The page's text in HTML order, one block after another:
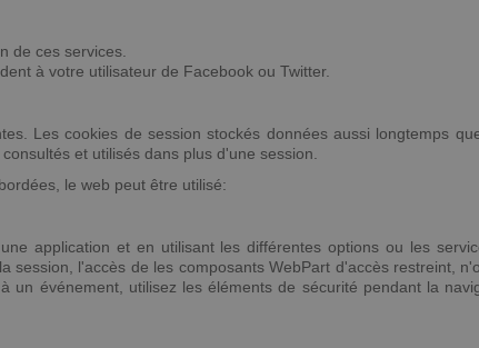
de ces services.
à votre utilisateur de Facebook ou Twitter.
Les cookies de session stockés données aussi longtemps
et utilisés dans plus d'une session.
le web peut être utilisé:
application et en utilisant les différentes options ou les
l'accès de les composants WebPart d'accès restreint,
événement, utilisez les éléments de sécurité pendant la